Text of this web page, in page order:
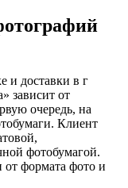
и доставки в г
зависит от
очередь, на
Клиент
фотобумагой.
от формата фото и